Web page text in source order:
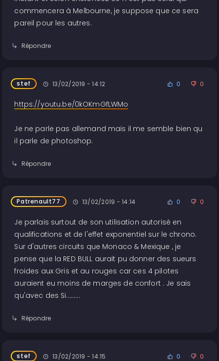
commencera à Melbourne, je suppose que ce sera
pareil pour les autres.
Répondre
stef 13/02/2019 - 14:12 0 0
https://youtu.be/0kOKmGfLWMo
Je ne parle pas allemand mais il me semble bien qu
il parle de photoshop.
Répondre
Patrenault77 13/02/2019 - 14:14 0 0
Je parlais surtout de son utilisation autorisé en
qualifications et de l'effet exponentiel sur le chrono.
Sur d'autres circuits que Monaco & Mexique , je
pense que la RED BULL aurait pu donner des sueurs
froides aux Gris et au rouges car ces 4 pilotes
auraient eu moins de marges de confort . Je sais
qu'avec des Si.........
Répondre
stef 13/02/2019 - 14:15 0 0